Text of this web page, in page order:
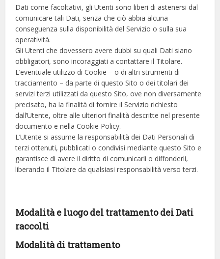
Dati come facoltativi, gli Utenti sono liberi di astenersi dal
comunicare tali Dati, senza che ciò abbia alcuna
conseguenza sulla disponibilità del Servizio o sulla sua
operatività.
Gli Utenti che dovessero avere dubbi su quali Dati siano
obbligatori, sono incoraggiati a contattare il Titolare.
L’eventuale utilizzo di Cookie – o di altri strumenti di
tracciamento – da parte di questo Sito o dei titolari dei
servizi terzi utilizzati da questo Sito, ove non diversamente
precisato, ha la finalità di fornire il Servizio richiesto
dall’Utente, oltre alle ulteriori finalità descritte nel presente
documento e nella Cookie Policy.
L’Utente si assume la responsabilità dei Dati Personali di
terzi ottenuti, pubblicati o condivisi mediante questo Sito e
garantisce di avere il diritto di comunicarli o diffonderli,
liberando il Titolare da qualsiasi responsabilità verso terzi.
Modalità e luogo del trattamento dei Dati
raccolti
Modalità di trattamento